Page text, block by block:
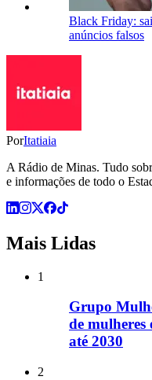
Black Friday:
anúncios falsos
PorItatiaia
A Rádio de Minas. Tudo
e informações de todo o
Mais Lidas
1
Grupo
de mulheres
até 2030
2